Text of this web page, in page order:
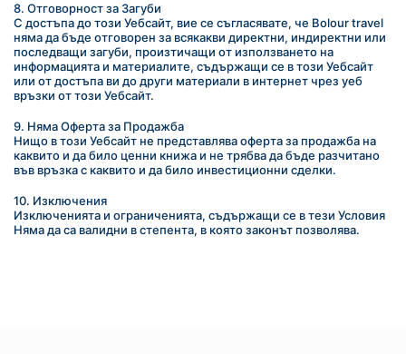
8. Отговорност за Загуби
С достъпа до този Уебсайт, вие се съгласявате, че Bolour travel
няма да бъде отговорен за всякакви директни, индиректни или
последващи загуби, произтичащи от използването на
информацията и материалите, съдържащи се в този Уебсайт
или от достъпа ви до други материали в интернет чрез уеб
връзки от този Уебсайт.
9. Няма Оферта за Продажба
Нищо в този Уебсайт не представлява оферта за продажба на
каквито и да било ценни книжа и не трябва да бъде разчитано
във връзка с каквито и да било инвестиционни сделки.
10. Изключения
Изключенията и ограниченията, съдържащи се в тези Условия
Няма да са валидни в степента, в която законът позволява.